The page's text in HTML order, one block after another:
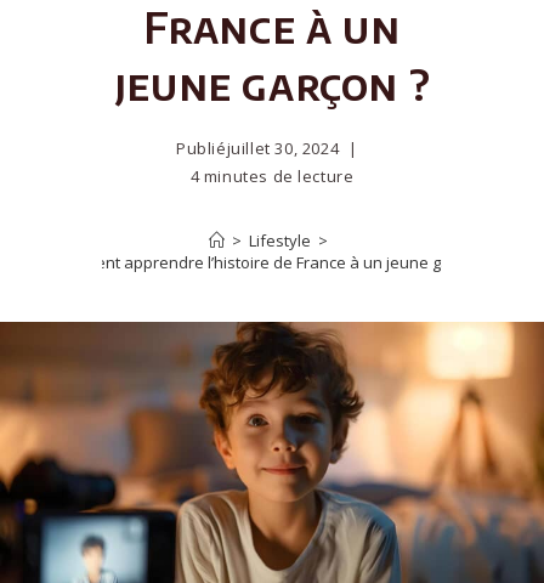
France à un
jeune garçon ?
Publiéjuillet 30, 2024
4 minutes de lecture
> Lifestyle >
Comment apprendre l’histoire de France à un jeune garçon ?